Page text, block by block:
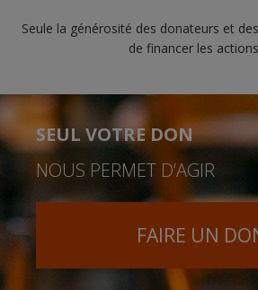
Seule la générosité des donateurs et
de financer les
SEUL VOTRE DON
NOUS PERMET D’AGIR
FAIRE UN